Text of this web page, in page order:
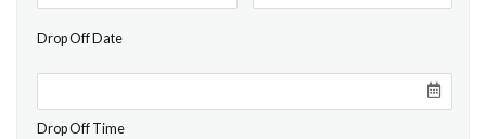
Drop Off Date
Drop Off Time